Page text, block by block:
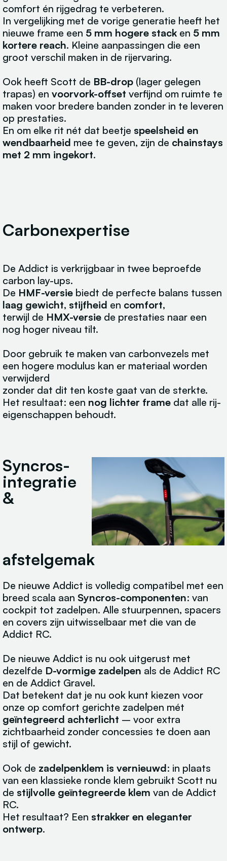
comfort én rijgedrag te verbeteren.
In vergelijking met de vorige generatie heeft het
nieuwe frame een 5 mm hogere stack en 5 mm
kortere reach. Kleine aanpassingen die een
groot verschil maken in de rijervaring.
Ook heeft Scott de BB-drop (lager gelegen
trapas) en voorvork-offset verfijnd om ruimte te
maken voor bredere banden zonder in te leveren
op prestaties.
En om elke rit nét dat beetje speelsheid en
wendbaarheid mee te geven, zijn de chainstays
met 2 mm ingekort.
Carbonexpertise
De Addict is verkrijgbaar in twee beproefde
carbon lay-ups.
De HMF-versie biedt de perfecte balans tussen
laag gewicht, stijfheid en comfort,
terwijl de HMX-versie de prestaties naar een
nog hoger niveau tilt.
Door gebruik te maken van carbonvezels met
een hogere modulus kan er materiaal worden
verwijderd
zonder dat dit ten koste gaat van de sterkte.
Het resultaat: een nog lichter frame dat alle rij-
eigenschappen behoudt.
Syncros-
integratie
&
afstelgemak
De nieuwe Addict is volledig compatibel met een
breed scala aan Syncros-componenten: van
cockpit tot zadelpen. Alle stuurpennen, spacers
en covers zijn uitwisselbaar met die van de
Addict RC.
De nieuwe Addict is nu ook uitgerust met
dezelfde D-vormige zadelpen als de Addict RC
en de Addict Gravel.
Dat betekent dat je nu ook kunt kiezen voor
onze op comfort gerichte zadelpen mét
geïntegreerd achterlicht – voor extra
zichtbaarheid zonder concessies te doen aan
stijl of gewicht.
Ook de zadelpenklem is vernieuwd: in plaats
van een klassieke ronde klem gebruikt Scott nu
de stijlvolle geïntegreerde klem van de Addict
RC.
Het resultaat? Een strakker en eleganter
ontwerp.